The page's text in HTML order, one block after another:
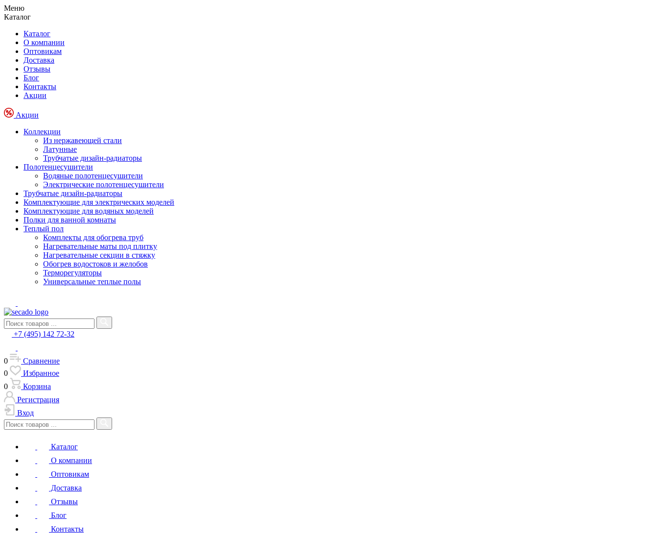
Меню
Каталог
Каталог
О компании
Оптовикам
Доставка
Отзывы
Блог
Контакты
Акции
Акции
Коллекции
Из нержавеющей стали
Латунные
Трубчатые дизайн-радиаторы
Полотенцесушители
Водяные полотенцесушители
Электрические полотенцесушители
Трубчатые дизайн-радиаторы
Комплектующие для электрических моделей
Комплектующие для водяных моделей
Полки для ванной комнаты
Теплый пол
Комплекты для обогрева труб
Нагревательные маты под плитку
Нагревательные секции в стяжку
Обогрев водостоков и желобов
Терморегуляторы
Универсальные теплые полы
+7 (495) 142 72-32
0
Сравнение
0
Избранное
0
Корзина
Регистрация
Вход
Каталог
О компании
Оптовикам
Доставка
Отзывы
Блог
Контакты